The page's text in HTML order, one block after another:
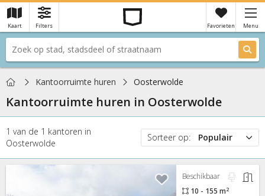
Kaart Filters Favorieten Menu
Je hebt nog geen favorieten ×
HomeKantoorruimte huren Oosterwolde
Kantoorruimte huren in Oosterwolde
1 van de 1 kantoren in
Oosterwolde
Sorteer op:
Populair
Prijs
Beschikbaar
10 - 155 m2